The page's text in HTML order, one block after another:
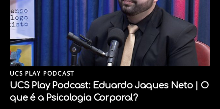
UCS PLAY PODCAST
UCS Play Podcast: Eduardo Jaques Neto | O
que é a Psicologia Corporal?